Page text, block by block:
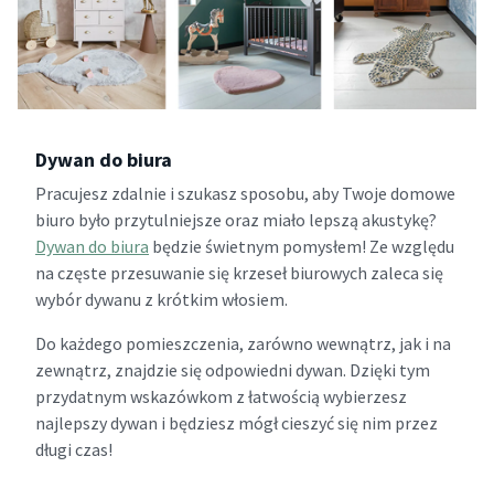
Dywan do biura
Pracujesz zdalnie i szukasz sposobu, aby Twoje domowe
biuro było przytulniejsze oraz miało lepszą akustykę?
Dywan do biura będzie świetnym pomysłem! Ze względu
na częste przesuwanie się krzeseł biurowych zaleca się
wybór dywanu z krótkim włosiem.
Do każdego pomieszczenia, zarówno wewnątrz, jak i na
zewnątrz, znajdzie się odpowiedni dywan. Dzięki tym
przydatnym wskazówkom z łatwością wybierzesz
najlepszy dywan i będziesz mógł cieszyć się nim przez
długi czas!